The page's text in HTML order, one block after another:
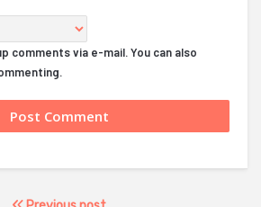
comments via e-mail. You can also